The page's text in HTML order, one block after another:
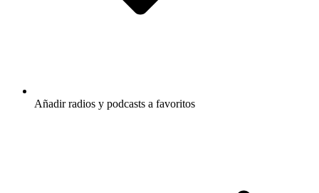
Añadir radios y podcasts a favoritos